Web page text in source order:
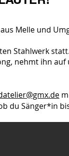
Melle und
Stahlwerk
nehmt ihn
du Sänger*in